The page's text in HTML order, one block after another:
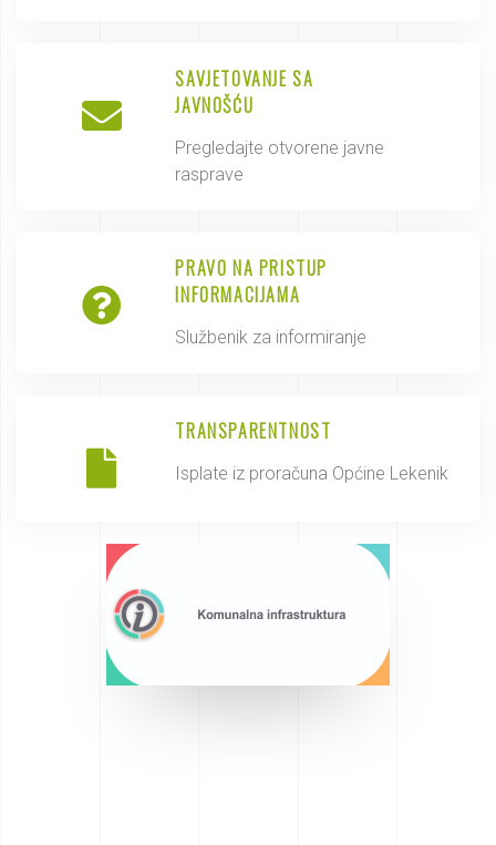
SAVJETOVANJE SA
JAVNOŠĆU
Pregledajte otvorene javne
rasprave
PRAVO NA PRISTUP
INFORMACIJAMA
Službenik za informiranje
TRANSPARENTNOST
Isplate iz proračuna Općine Lekenik